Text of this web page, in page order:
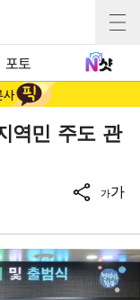
포토
역민 주도 관
가가